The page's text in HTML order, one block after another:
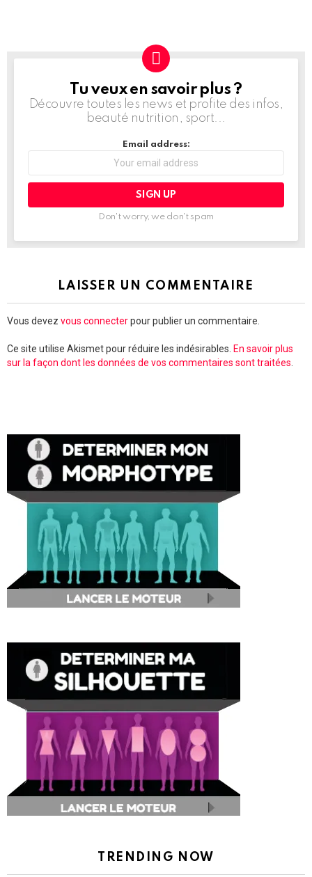
NEWSLETTER
Tu veux en savoir plus ?
Découvre toutes les news et profite des infos,
beauté nutrition, sport...
Email address:
Don't worry, we don't spam
LAISSER UN COMMENTAIRE
Vous devez vous connecterpour publier un commentaire.
Ce site utilise Akismet pour réduire les indésirables. En savoir plus
sur la façon dont les données de vos commentaires sont traitées
TRENDING NOW